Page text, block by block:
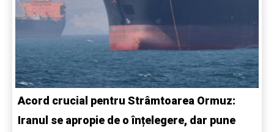
Acord crucial pentru Strâmtoarea Ormuz:
Iranul se apropie de o înțelegere, dar pune